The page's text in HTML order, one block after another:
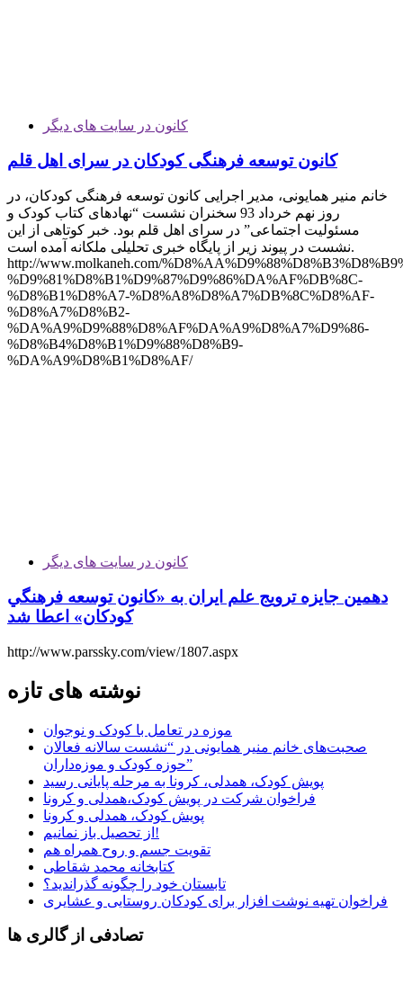
کانون در سایت های دیگر
کانون توسعه فرهنگی کودکان در سرای اهل قلم
خانم منیر همایونی، مدیر اجرایی کانون توسعه فرهنگی کودکان، در
روز نهم خرداد 93 سخنران نشست “نهادهای کتاب کودک و
مسئولیت اجتماعی” در سرای اهل قلم بود. خبر کوتاهی از این
نشست در پیوند زیر از پایگاه خبری تحلیلی ملکانه آمده است.
http://www.molkaneh.com/
%D9%81%D8%B1%D9%87%D9%86%DA%AF%DB%8C-
%D8%B1%D8%A7-%D8%A8%D8%A7%DB%8C%D8%AF-
%D8%A7%D8%B2-
%DA%A9%D9%88%D8%AF%DA%A9%D8%A7%D9%86-
%D8%B4%D8%B1%D9%88%D8%B9-
%DA%A9%D8%B1%D8%AF/
کانون در سایت های دیگر
دهمين جايزه ترويج علم ايران به «كانون توسعه فرهنگي
كودكان» اعطا شد
http://www.parssky.com/view/1807.aspx
نوشته های تازه
موزه در تعامل با کودک و نوجوان
صحبت‌های خانم منیر همایونی در “نشست سالانه فعالان
حوزه کودک و موزه‌داران”
پویش کودک، همدلی، کرونا به مرحله پایانی رسید
فراخوان شرکت در پویش کودک،همدلی و کرونا
پویش کودک، همدلی و کرونا
از تحصیل باز نمانیم!
تقویت جسم و روح همراه هم
کتابخانه محمد شقاطی
تابستان خود را چگونه گذراندید؟
فراخوان تهیه نوشت افزار برای کودکان روستایی و عشایری
تصادفی از گالری ها